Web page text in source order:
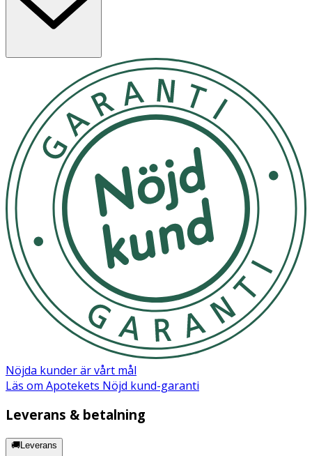
Nöjda kunder är vårt mål
Läs om Apotekets Nöjd kund-garanti
Leverans & betalning
🚚Leverans